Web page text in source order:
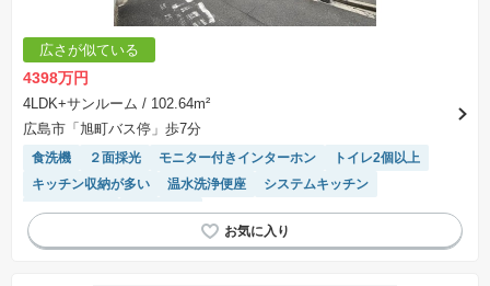
広さが似ている
4398万円
4LDK+サンルーム / 102.64m²
広島市「旭町バス停」歩7分
食洗機 ２面採光 モニター付きインターホン
トイレ2個以上
キッチン収納が多い
温水洗浄便座
システムキッチン
対面キッチン
窓付き浴室